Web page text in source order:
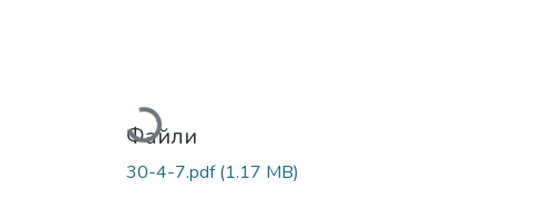
Вантажиться...
Файли
30-4-7.pdf(1.17 MB)